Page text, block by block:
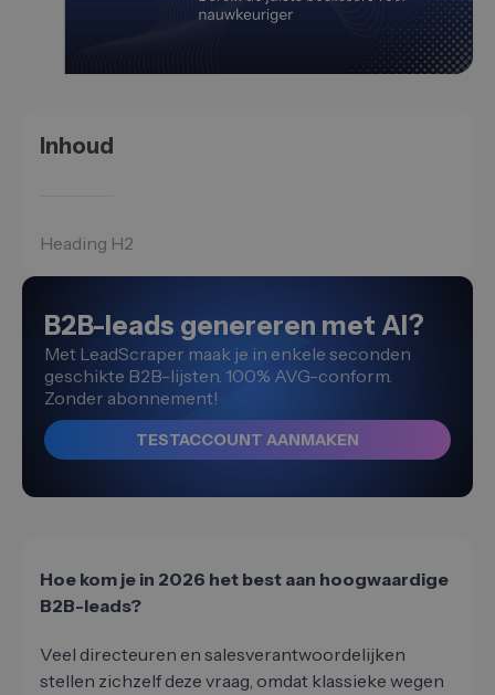
Inhoud
Heading H2
B2B-leads genereren met AI?
Met LeadScraper maak je in enkele seconden
geschikte B2B-lijsten. 100% AVG-conform.
Zonder abonnement!
TESTACCOUNT AANMAKEN
Hoe kom je in 2026 het best aan hoogwaardige
B2B-leads?
Veel directeuren en salesverantwoordelijken
stellen zichzelf deze vraag, omdat klassieke wegen